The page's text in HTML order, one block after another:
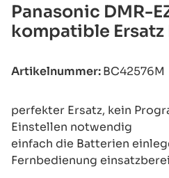
Panasonic DMR-
kompatible
Artikelnummer:BC42576M
perfekter Ersatz, kein
Einstellen notwendig
einfach die Batterien
Fernbedienung